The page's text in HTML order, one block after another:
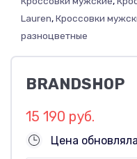
Lauren,Кроссовки
разноцветные
BRANDSHOP
15 190 руб.
Цена